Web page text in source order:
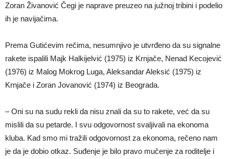
Zoran Živanović Čegi je naprave preuzeo na južnoj tribini i podelio
ih je navijačima.
Prema Gutićevim rečima, nesumnjivo je utvrđeno da su signalne
rakete ispalili Majk Halkijelvić (1975) iz Krnjače, Nenad Kecojević
(1976) iz Malog Mokrog Luga, Aleksandar Aleksić (1975) iz
Krnjače i Zoran Jovanović (1974) iz Beograda.
– Oni su na sudu rekli da nisu znali da su to rakete, već da su
mislili da su petarde. I svu odgovornost svaljivali na ekonoma
kluba. Kad smo mi tražili odgovornost za ekonoma, rečeno nam
je da je dobio otkaz. Suđenje je bilo pravo mučenje za roditelje i